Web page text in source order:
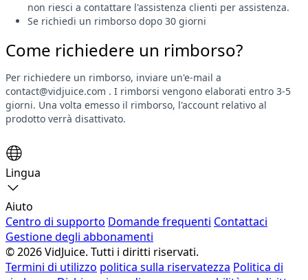
non riesci a contattare l'assistenza clienti per assistenza.
Se richiedi un rimborso dopo 30 giorni
Come richiedere un rimborso?
Per richiedere un rimborso, inviare un'e-mail a
contact@vidjuice.com . I rimborsi vengono elaborati entro 3-5
giorni. Una volta emesso il rimborso, l'account relativo al
prodotto verrà disattivato.
Lingua
Aiuto
Centro di supporto Domande frequenti Contattaci
Gestione degli abbonamenti
© 2026 VidJuice. Tutti i diritti riservati.
Termini di utilizzo politica sulla riservatezza Politica di